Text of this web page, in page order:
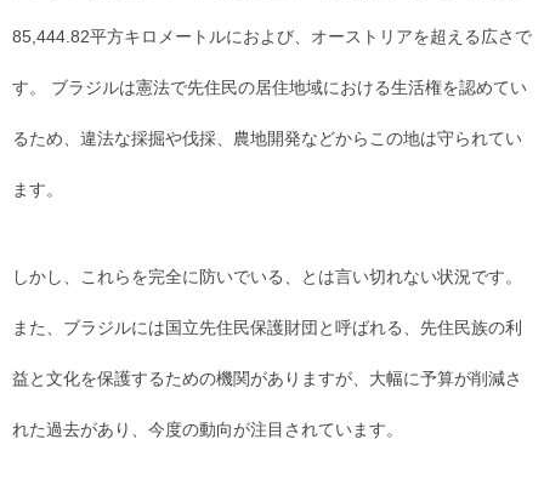
85,444.82平方キロメートルにおよび、オーストリアを超える広さで
す。 ブラジルは憲法で先住民の居住地域における生活権を認めてい
るため、違法な採掘や伐採、農地開発などからこの地は守られてい
ます。
しかし、これらを完全に防いでいる、とは言い切れない状況です。
また、ブラジルには国立先住民保護財団と呼ばれる、先住民族の利
益と文化を保護するための機関がありますが、大幅に予算が削減さ
れた過去があり、今度の動向が注目されています。